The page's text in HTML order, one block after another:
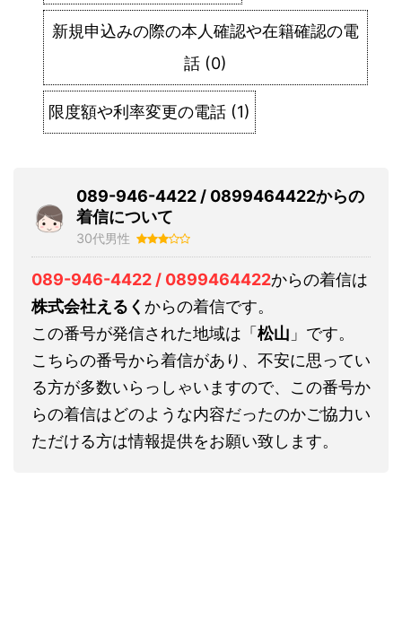
新規申込みの際の本人確認や在籍確認の電
話 (0)
限度額や利率変更の電話 (1)
089-946-4422 / 0899464422からの
着信について
30代男性
089-946-4422 / 0899464422からの着信は
株式会社えるく からの着信です。
この番号が発信された地域は「 松山 」です。
こちらの番号から着信があり、不安に思ってい
る方が多数いらっしゃいますので、この番号か
らの着信はどのような内容だったのかご協力い
ただける方は情報提供をお願い致します。